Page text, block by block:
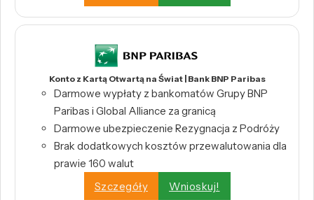
Konto z Kartą Otwartą na Świat | Bank BNP Paribas
Darmowe wypłaty z bankomatów Grupy BNP
Paribas i Global Alliance za granicą
Darmowe ubezpieczenie Rezygnacja z Podróży
Brak dodatkowych kosztów przewalutowania dla
prawie 160 walut
Szczegóły
Wnioskuj!